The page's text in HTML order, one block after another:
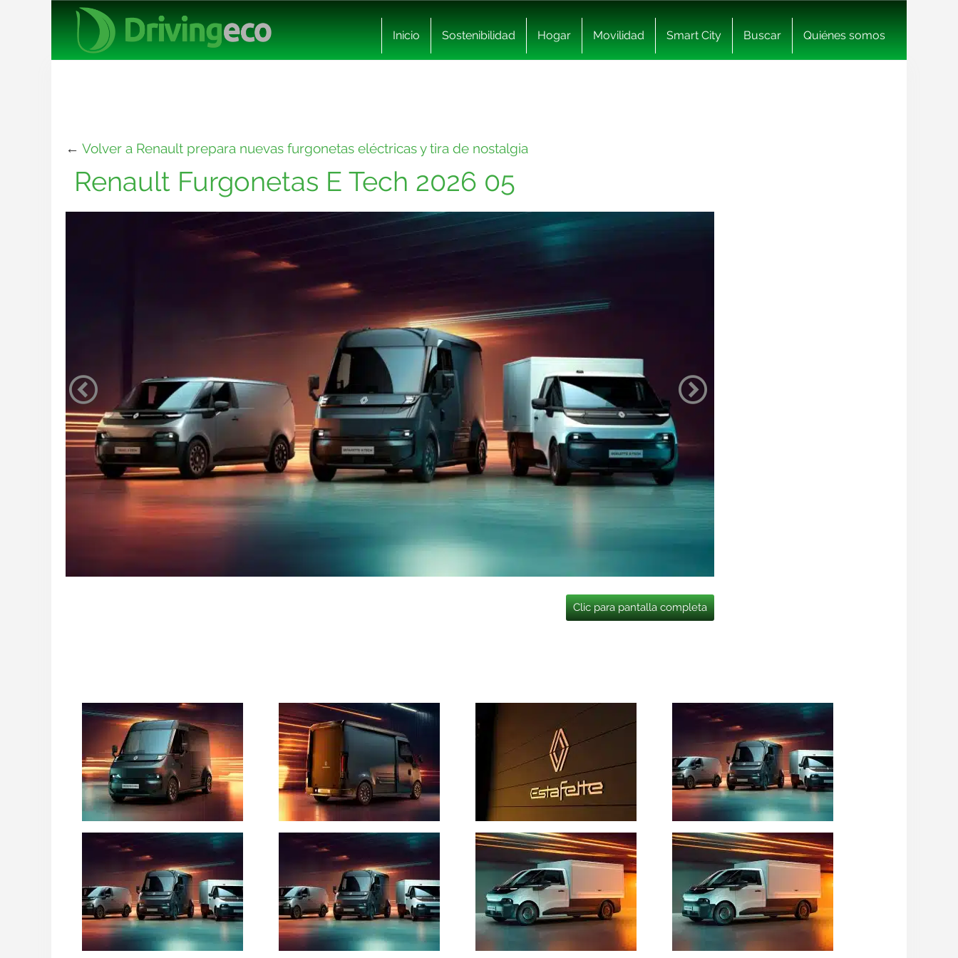
Inicio Sostenibilidad Hogar Movilidad Smart City Buscar Quiénes somos
← Volver a Renault prepara nuevas furgonetas eléctricas y tira de nostalgia
Renault Furgonetas E Tech 2026 05
Clic para pantalla completa